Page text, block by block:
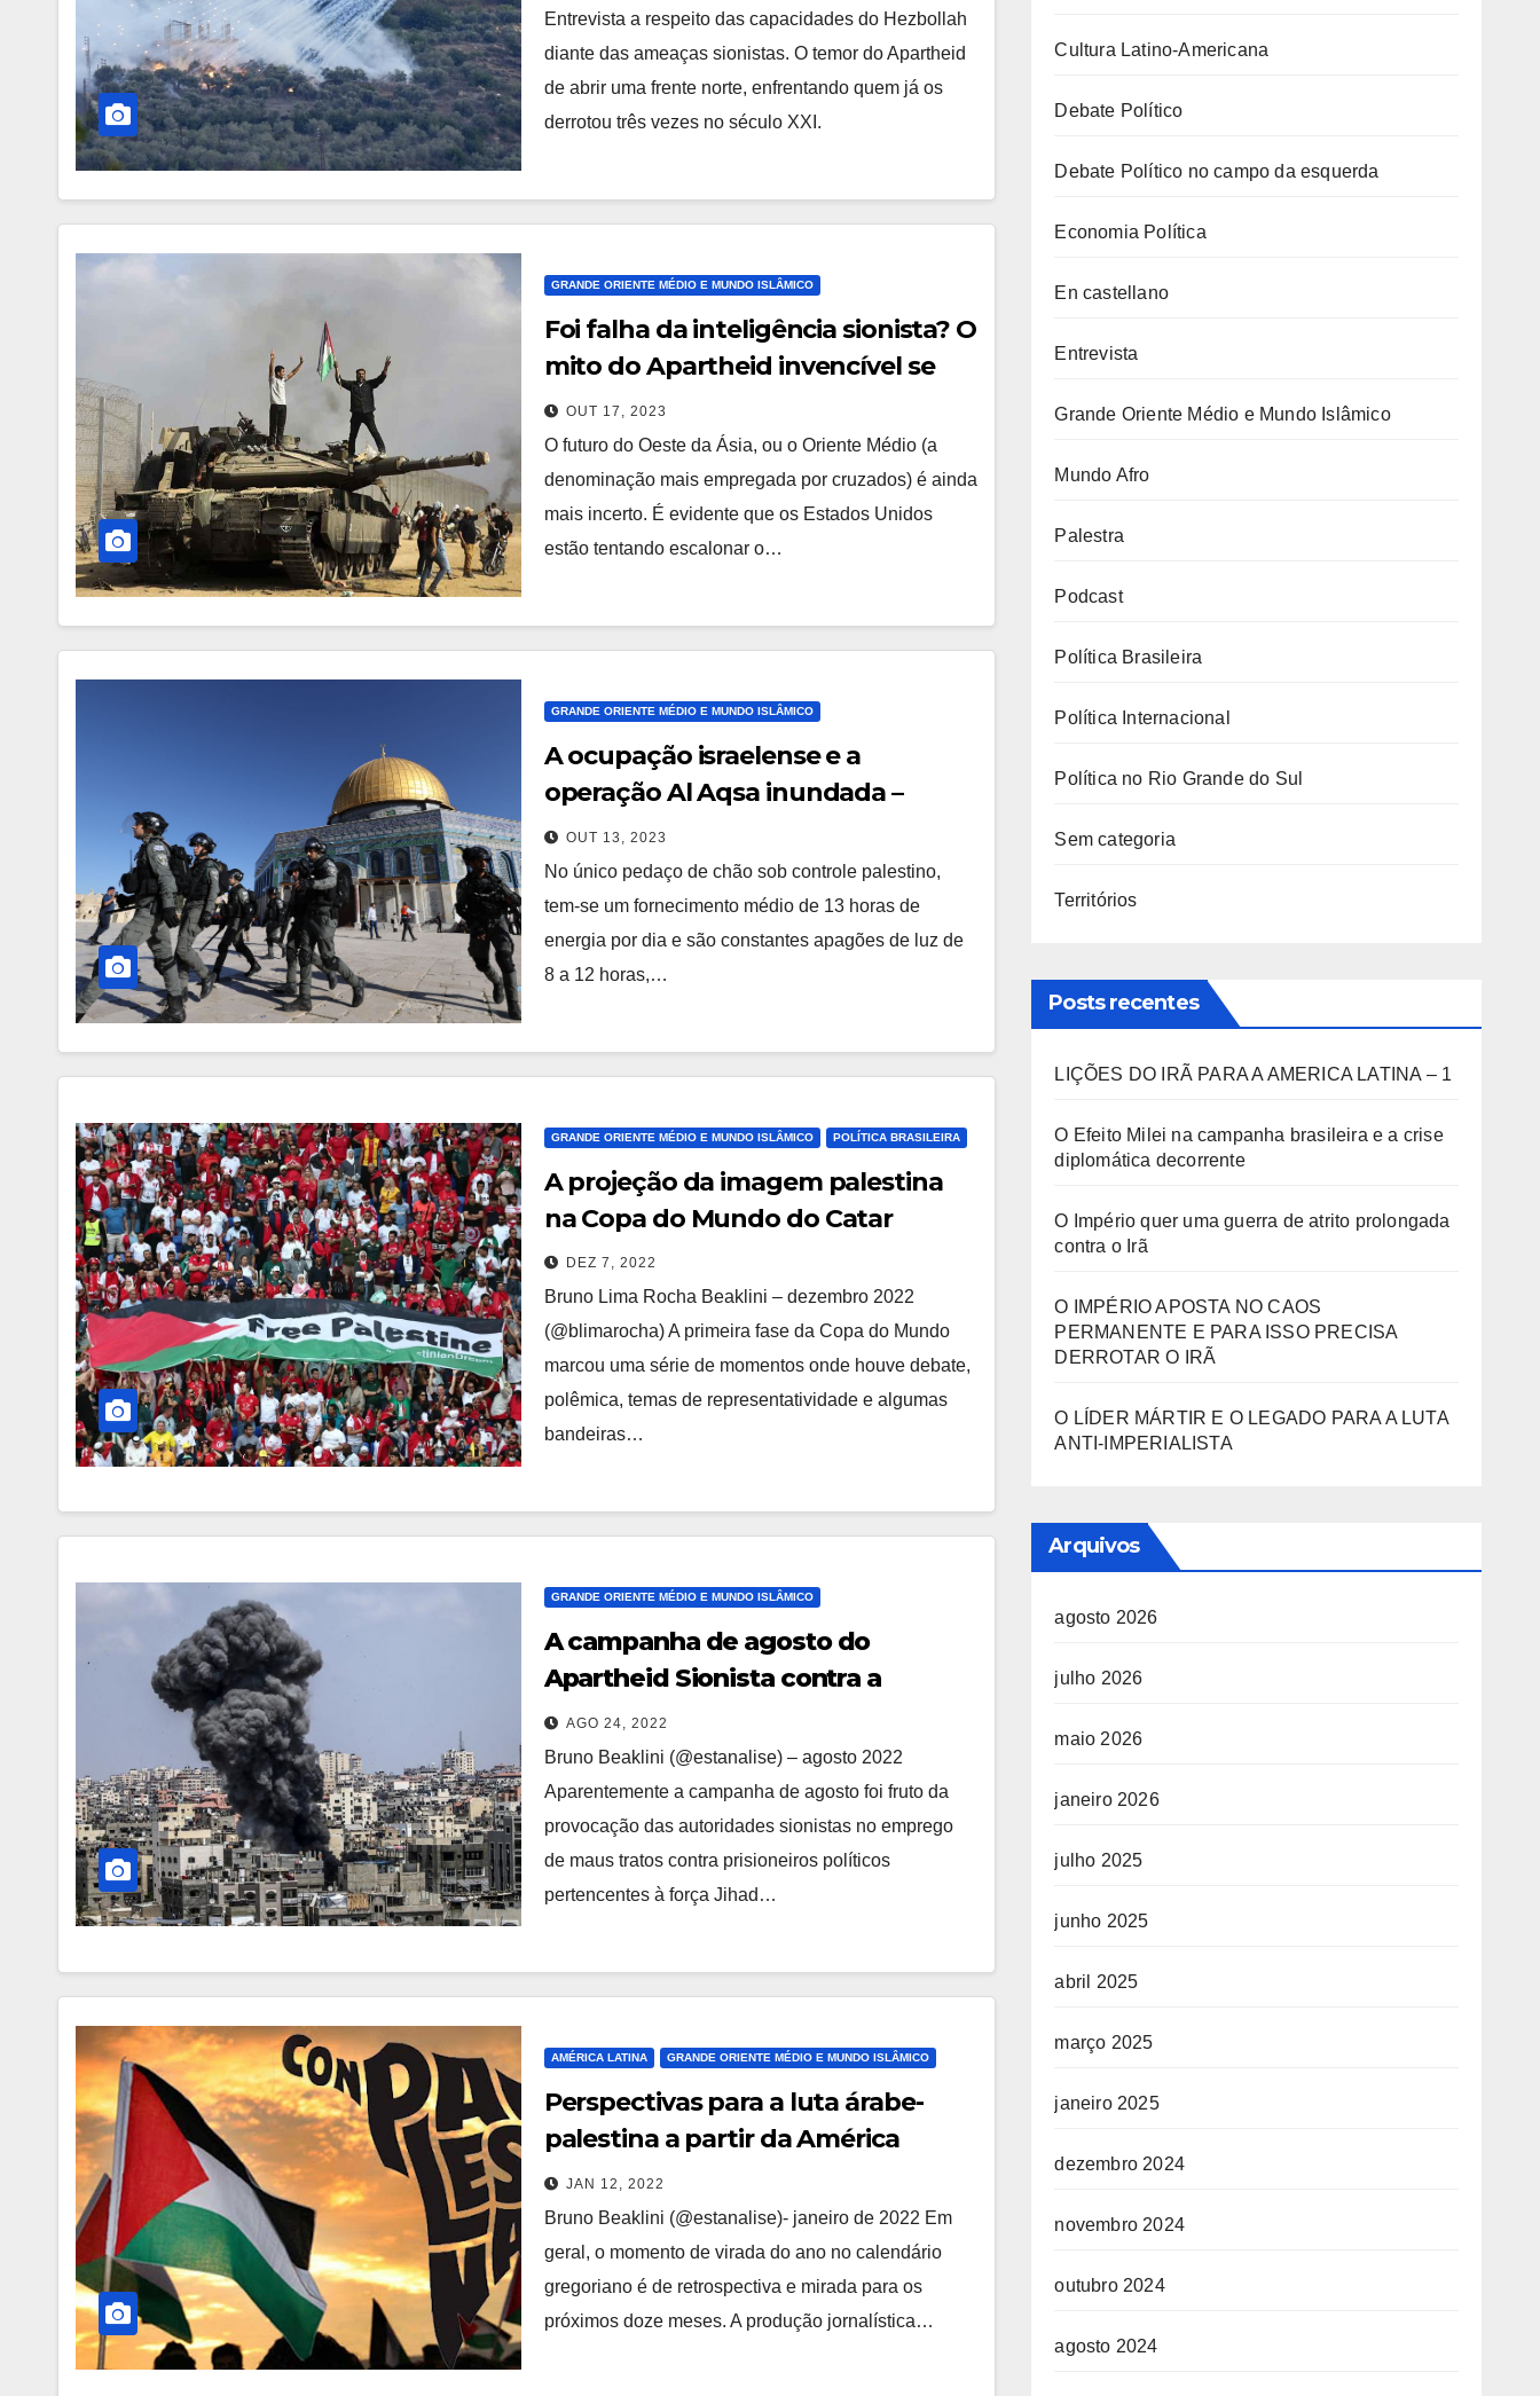
Entrevista a respeito das capacidades do Hezbollah
diante das ameaças sionistas. O temor do Apartheid
de abrir uma frente norte, enfrentando quem já os
derrotou três vezes no século XXI.
GRANDE ORIENTE MÉDIO E MUNDO ISLÂMICO
Foi falha da inteligência sionista? O
mito do Apartheid invencível se
repete outra vez.
OUT 17, 2023
O futuro do Oeste da Ásia, ou o Oriente Médio (a
denominação mais empregada por cruzados) é ainda
mais incerto. É evidente que os Estados Unidos
estão tentando escalonar o…
GRANDE ORIENTE MÉDIO E MUNDO ISLÂMICO
A ocupação israelense e a
operação Al Aqsa inundada –
artigo para o Congresso em Foco
OUT 13, 2023
No único pedaço de chão sob controle palestino,
tem-se um fornecimento médio de 13 horas de
energia por dia e são constantes apagões de luz de
8 a 12 horas,…
GRANDE ORIENTE MÉDIO E MUNDO ISLÂMICO POLÍTICA BRASILEIRA
A projeção da imagem palestina
na Copa do Mundo do Catar
DEZ 7, 2022
Bruno Lima Rocha Beaklini – dezembro 2022
(@blimarocha) A primeira fase da Copa do Mundo
marcou uma série de momentos onde houve debate,
polêmica, temas de representatividade e algumas
bandeiras…
GRANDE ORIENTE MÉDIO E MUNDO ISLÂMICO
A campanha de agosto do
Apartheid Sionista contra a
Palestina
AGO 24, 2022
Bruno Beaklini (@estanalise) – agosto 2022
Aparentemente a campanha de agosto foi fruto da
provocação das autoridades sionistas no emprego
de maus tratos contra prisioneiros políticos
pertencentes à força Jihad…
AMÉRICA LATINA GRANDE ORIENTE MÉDIO E MUNDO ISLÂMICO
Perspectivas para a luta árabe-
palestina a partir da América
Latina em 2022
JAN 12, 2022
Bruno Beaklini (@estanalise)- janeiro de 2022 Em
geral, o momento de virada do ano no calendário
gregoriano é de retrospectiva e mirada para os
próximos doze meses. A produção jornalística…
Cultura Latino-Americana
Debate Político
Debate Político no campo da esquerda
Economia Política
En castellano
Entrevista
Grande Oriente Médio e Mundo Islâmico
Mundo Afro
Palestra
Podcast
Política Brasileira
Política Internacional
Política no Rio Grande do Sul
Sem categoria
Territórios
Posts recentes
LIÇÕES DO IRÃ PARA A AMERICA LATINA – 1
O Efeito Milei na campanha brasileira e a crise
diplomática decorrente
O Império quer uma guerra de atrito prolongada
contra o Irã
O IMPÉRIO APOSTA NO CAOS
PERMANENTE E PARA ISSO PRECISA
DERROTAR O IRÃ
O LÍDER MÁRTIR E O LEGADO PARA A LUTA
ANTI-IMPERIALISTA
Arquivos
agosto 2026
julho 2026
maio 2026
janeiro 2026
julho 2025
junho 2025
abril 2025
março 2025
janeiro 2025
dezembro 2024
novembro 2024
outubro 2024
agosto 2024